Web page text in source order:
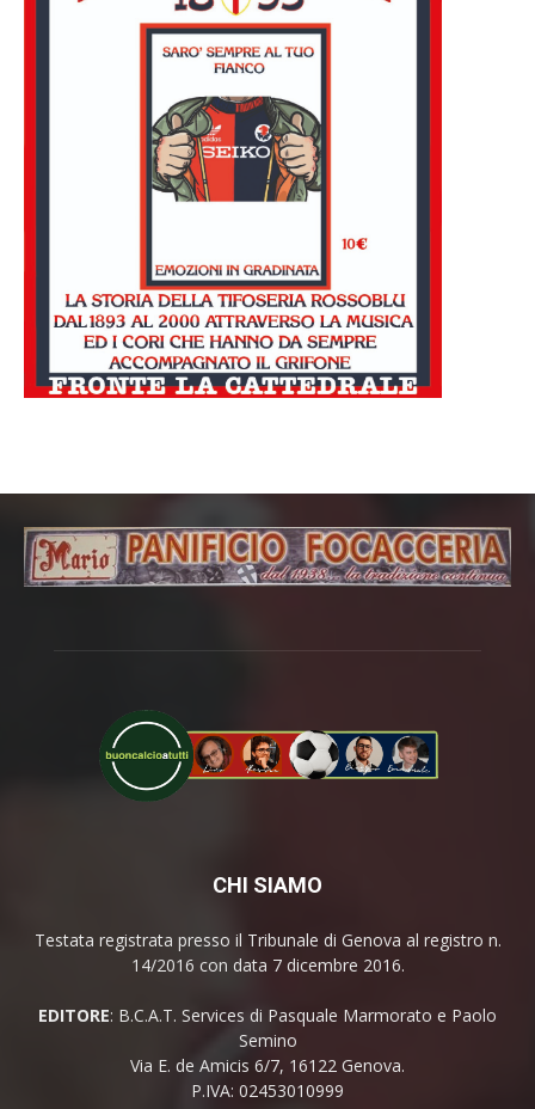
CHI SIAMO
Testata registrata presso il Tribunale di Genova al registro n.
14/2016 con data 7 dicembre 2016.
EDITORE: B.C.A.T. Services di Pasquale Marmorato e Paolo
Semino
Via E. de Amicis 6/7, 16122 Genova.
P.IVA: 02453010999